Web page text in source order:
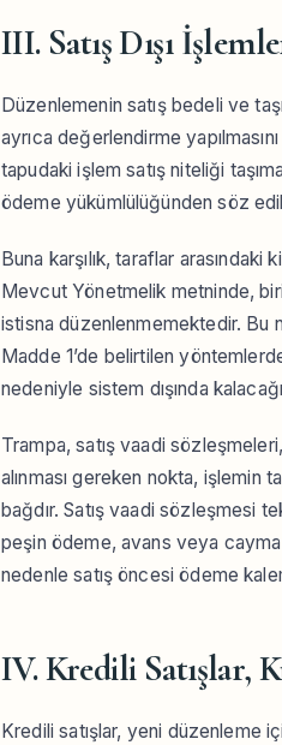
III. Satış Dışı
Düzenlemenin satış bedeli ve
ayrıca değerlendirme
tapudaki işlem satış niteliği
ödeme yükümlülüğünden söz
Buna karşılık, taraflar arasındaki
Mevcut Yönetmelik metninde,
istisna düzenlenmemektedir. Bu
Madde 1’de belirtilen
nedeniyle sistem dışında
Trampa, satış vaadi
alınması gereken nokta, işlemin
bağdır. Satış vaadi sözleşmesi
peşin ödeme, avans veya cayma
nedenle satış öncesi ödeme
IV. Kredili Satışlar,
Kredili satışlar, yeni düzenleme